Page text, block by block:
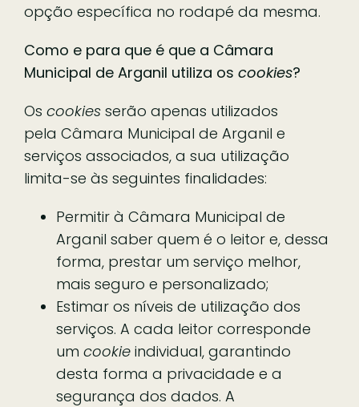
opção específica no rodapé da mesma.
Como e para que é que a Câmara
Municipal de Arganil utiliza os cookies?
Os cookies serão apenas utilizados
pela Câmara Municipal de Arganil e
serviços associados, a sua utilização
limita-se às seguintes finalidades:
Permitir à Câmara Municipal de
Arganil saber quem é o leitor e, dessa
forma, prestar um serviço melhor,
mais seguro e personalizado;
Estimar os níveis de utilização dos
serviços. A cada leitor corresponde
um cookie individual, garantindo
desta forma a privacidade e a
segurança dos dados. A